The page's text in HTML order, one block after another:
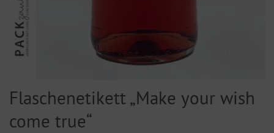
Flaschenetikett „Make your wish
come true“